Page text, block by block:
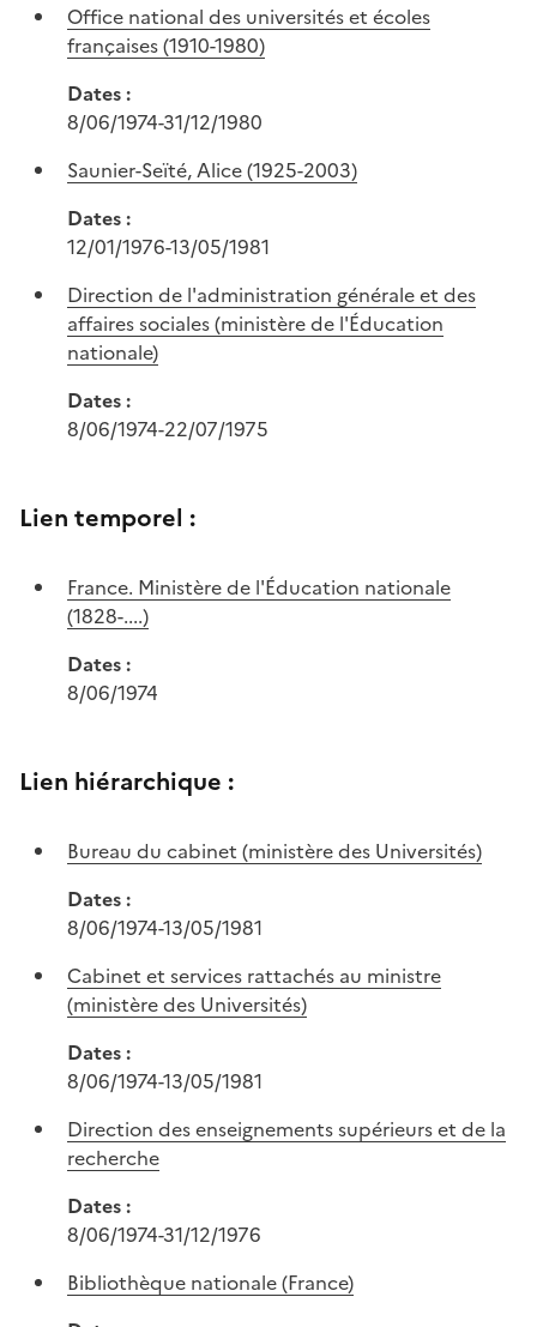
Office national des universités et écoles
françaises (1910-1980)
Dates :
8/06/1974-31/12/1980
Saunier-Seïté, Alice (1925-2003)
Dates :
12/01/1976-13/05/1981
Direction de l'administration générale et des
affaires sociales (ministère de l'Éducation
nationale)
Dates :
8/06/1974-22/07/1975
Lien temporel :
France. Ministère de l'Éducation nationale
(1828-....)
Dates :
8/06/1974
Lien hiérarchique :
Bureau du cabinet (ministère des Universités)
Dates :
8/06/1974-13/05/1981
Cabinet et services rattachés au ministre
(ministère des Universités)
Dates :
8/06/1974-13/05/1981
Direction des enseignements supérieurs et de la
recherche
Dates :
8/06/1974-31/12/1976
Bibliothèque nationale (France)